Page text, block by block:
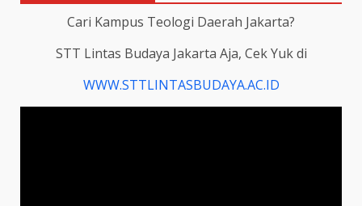
Cari Kampus Teologi Daerah Jakarta?
STT Lintas Budaya Jakarta Aja, Cek Yuk di
WWW.STTLINTASBUDAYA.AC.ID